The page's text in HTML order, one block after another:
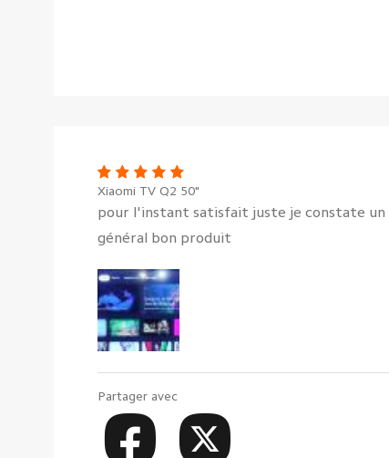
Xiaomi TV Q2 50"
pour l'instant satisfait juste je constate un
général bon produit
Partager avec